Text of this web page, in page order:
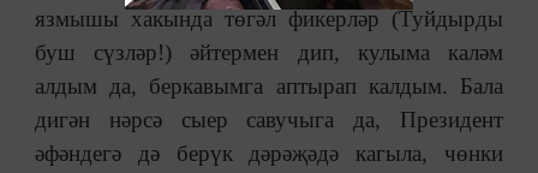
язмышы хакында төгәл фикерләр (Туйдырды
буш сүзләр!) әйтермен дип, кулыма каләм
алдым да, беркавымга аптырап калдым. Бала
дигән нәрсә сыер савучыга да, Президент
әфәндегә дә берүк дәрәҗәдә кагыла, чөнки